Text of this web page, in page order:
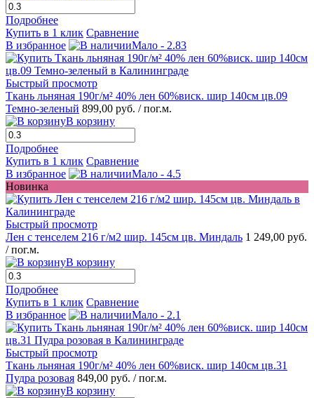
Подробнее
Купить в 1 клик Сравнение
В избранное
Мало - 2.83
Быстрый просмотр
Ткань льняная 190г/м² 40% лен 60%виск. шир 140см цв.09
Темно-зеленый 899,00 руб. / пог.м.
В корзину
Подробнее
Купить в 1 клик Сравнение
В избранное
Мало - 4.5
Новинка
Быстрый просмотр
Лен с тенселем 216 г/м2 шир. 145см цв. Миндаль 1 249,00 руб.
/ пог.м.
В корзину
Подробнее
Купить в 1 клик Сравнение
В избранное
Мало - 2.1
Быстрый просмотр
Ткань льняная 190г/м² 40% лен 60%виск. шир 140см цв.31
Пудра розовая 849,00 руб. / пог.м.
В корзину